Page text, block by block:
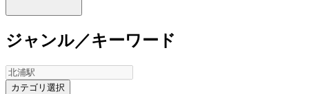
ジャンル／キーワード
カテゴリ選択